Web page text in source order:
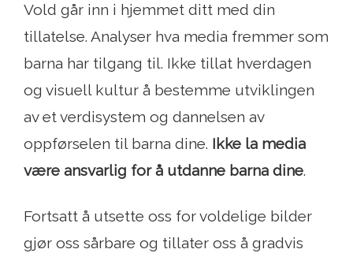
Vold går inn i hjemmet ditt med din
tillatelse. Analyser hva media fremmer som
barna har tilgang til. Ikke tillat hverdagen
og visuell kultur å bestemme utviklingen
av et verdisystem og dannelsen av
oppførselen til barna dine. Ikke la media
være ansvarlig for å utdanne barna dine.
Fortsatt å utsette oss for voldelige bilder
gjør oss sårbare og tillater oss å gradvis